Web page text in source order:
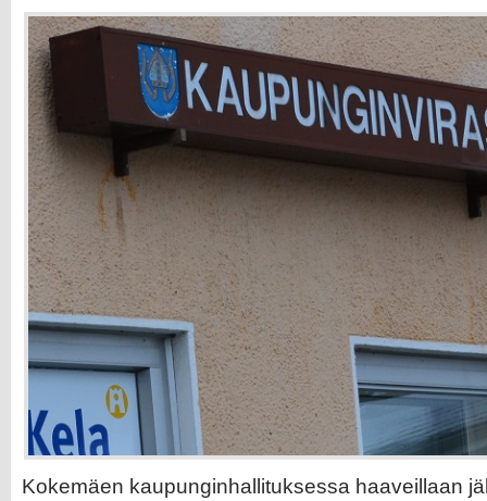
Kokemäen kaupunginhallituksessa haaveillaan